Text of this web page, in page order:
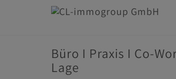
Büro I Praxis I Co-
Lage